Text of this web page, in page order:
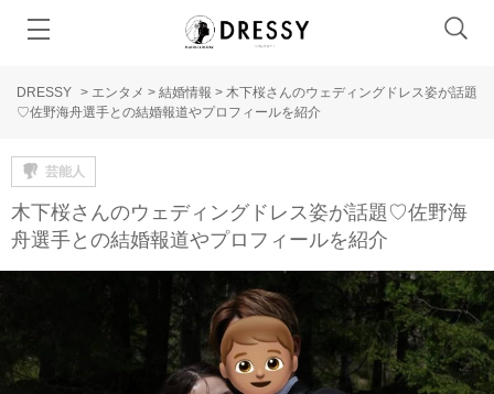
DRESSY > エンタメ > 結婚情報 > 木下桜さんのウェディングドレス姿が話題
♡佐野海舟選手との結婚報道やプロフィールを紹介
芸能人
木下桜さんのウェディングドレス姿が話題♡佐野海
舟選手との結婚報道やプロフィールを紹介